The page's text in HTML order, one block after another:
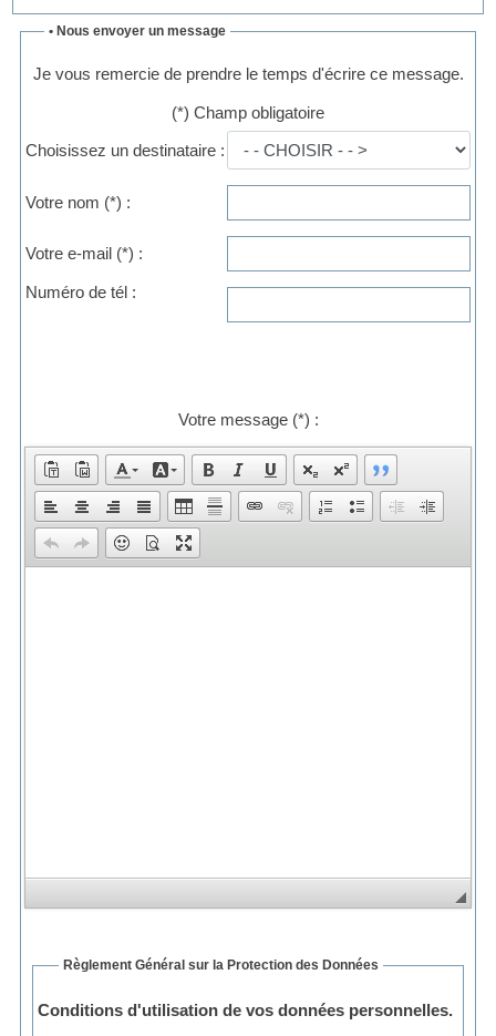
• Nous envoyer un message
Je vous remercie de prendre le temps d'écrire ce message.
(*) Champ obligatoire
Choisissez un destinataire :
Votre nom (*) :
Votre e-mail (*) :
Numéro de tél :
Votre message (*) :
Règlement Général sur la Protection des Données
Conditions d'utilisation de vos données personnelles.